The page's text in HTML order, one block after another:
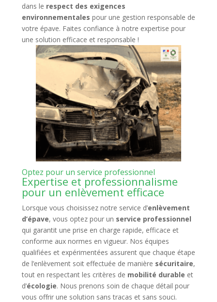
dans le respect des exigences
environnementales pour une gestion responsable de
votre épave. Faites confiance à notre expertise pour
une solution efficace et responsable !
Optez pour un service professionnel
Expertise et professionnalisme
pour un enlèvement efficace
Lorsque vous choisissez notre service d’enlèvement
d’épave, vous optez pour un service professionnel
qui garantit une prise en charge rapide, efficace et
conforme aux normes en vigueur. Nos équipes
qualifiées et expérimentées assurent que chaque étape
de l’enlèvement soit effectuée de manière sécuritaire,
tout en respectant les critères de mobilité durable et
d’écologie. Nous prenons soin de chaque détail pour
vous offrir une solution sans tracas et sans souci.